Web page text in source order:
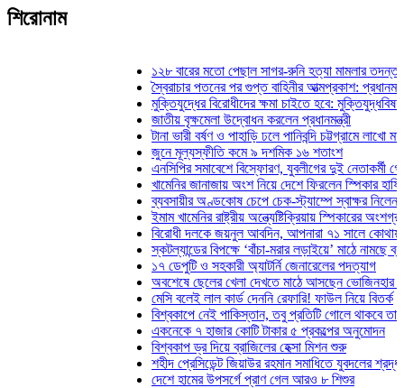
শিরোনাম
১২৮ বারের মতো পেছাল সাগর-রুনি হত্যা মামলার তদন্ত
স্বৈরাচার পতনের পর গুপ্ত বাহিনীর আত্মপ্রকাশ: প্রধানমন্ত্রী
মুক্তিযুদ্ধের বিরোধীদের ক্ষমা চাইতে হবে: মুক্তিযুদ্ধবিষয়ক
জাতীয় বৃক্ষমেলা উদ্বোধন করলেন প্রধানমন্ত্রী
টানা ভারী বর্ষণ ও পাহাড়ি ঢলে পানিবন্দি চট্টগ্রামে লাখো মানুষ
জুনে মূল্যস্ফীতি কমে ৯ দশমিক ১৬ শতাংশ
এনসিপির সমাবেশে বিস্ফোরণ, যুবলীগের দুই নেতাকর্মী
খামেনির জানাজায় অংশ নিয়ে দেশে ফিরলেন স্পিকার হাফিজ
ব্যবসায়ীর অণ্ডকোষ চেপে চেক-স্ট্যাম্পে স্বাক্ষর নিলেন
ইমাম খামেনির রাষ্ট্রীয় অন্ত্যেষ্টিক্রিয়ায় স্পিকারের অংশগ্রহণ
বিরোধী দলকে জয়নুল আবদিন, আপনারা ৭১ সালে কোথায়
স্কটল্যান্ডের বিপক্ষে ‘বাঁচা-মরার লড়াইয়ে’ মাঠে নামছে ব্রাজিল
১৭ ডেপুটি ও সহকারী অ্যাটর্নি জেনারেলের পদত্যাগ
অবশেষে ছেলের খেলা দেখতে মাঠে আসছেন ভোজিনহার মা
মেসি বলেই লাল কার্ড দেননি রেফারি! ফাউল নিয়ে বিতর্ক
বিশ্বকাপে নেই পাকিস্তান, তবু প্রতিটি গোলে থাকবে তাদের
একনেকে ৭ হাজার কোটি টাকার ৫ প্রকল্পের অনুমোদন
বিশ্বকাপ ড্র দিয়ে ব্রাজিলের হেক্সা মিশন শুরু
শহীদ প্রেসিডেন্ট জিয়াউর রহমান সমাধিতে যুবদলের শ্রদ্ধা
দেশে হামের উপসর্গে প্রাণ গেল আরও ৮ শিশুর